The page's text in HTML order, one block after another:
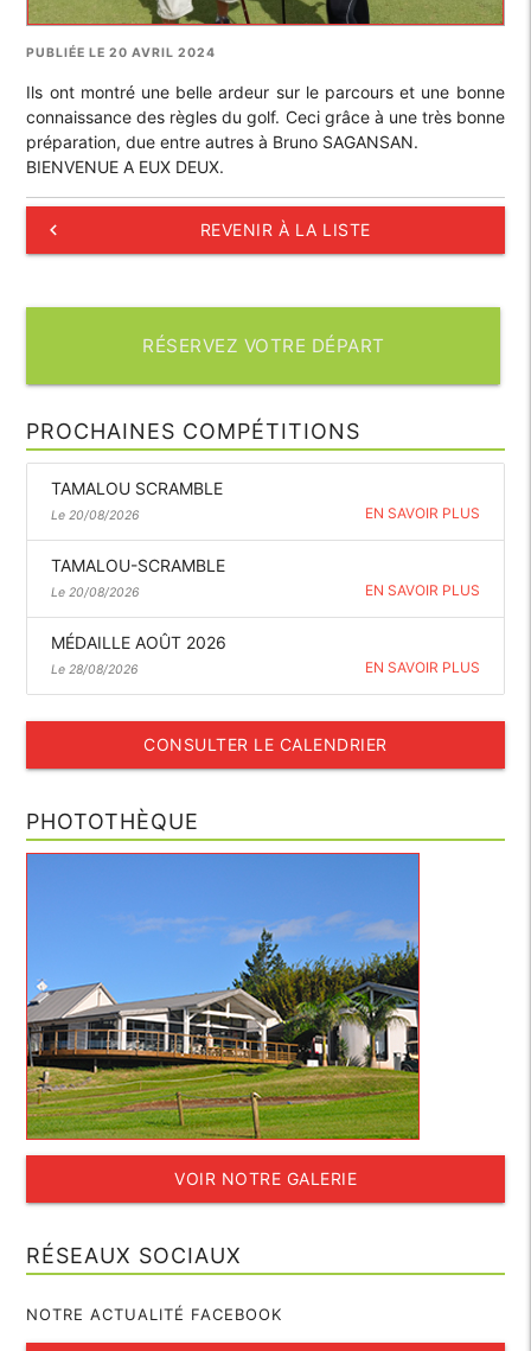
PUBLIÉE LE 20 AVRIL 2024
Ils ont montré une belle ardeur sur le parcours et une bonne
connaissance des règles du golf. Ceci grâce à une très bonne
préparation, due entre autres à Bruno SAGANSAN.
BIENVENUE A EUX DEUX.
keyboard_arrow_left REVENIR À LA LISTE
RÉSERVEZ VOTRE DÉPART
PROCHAINES COMPÉTITIONS
TAMALOU SCRAMBLE
Le 20/08/2026 EN SAVOIR PLUS
TAMALOU-SCRAMBLE
Le 20/08/2026 EN SAVOIR PLUS
MÉDAILLE AOÛT 2026
Le 28/08/2026 EN SAVOIR PLUS
CONSULTER LE CALENDRIER
PHOTOTHÈQUE
VOIR NOTRE GALERIE
RÉSEAUX SOCIAUX
NOTRE ACTUALITÉ FACEBOOK